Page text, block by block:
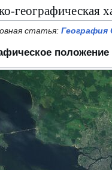
географическая
статья:География
положение